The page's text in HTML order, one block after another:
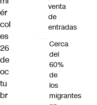
ér
col
es
26
de
oc
tu
br
venta
de
entradas
Cerca
del
60%
de
los
migrantes